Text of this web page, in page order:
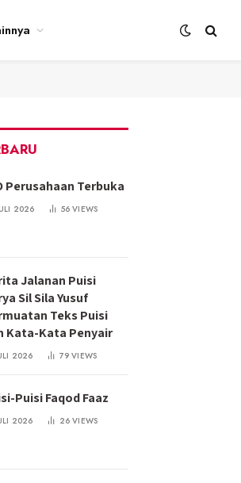
Perusahaan Terbuka
2026 56VIEWS
Jalanan Puisi
Sil Sila Yusuf
Teks Puisi
Kata-Kata Penyair
2026 79VIEWS
Puisi Faqod Faaz
2026 26VIEWS